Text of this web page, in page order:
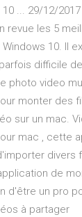
... 29/12/
revue les 5
10. Il
difficile
photo video
monter des
sur un mac.
mac , cette
divers
de
d'être un pro
à partager